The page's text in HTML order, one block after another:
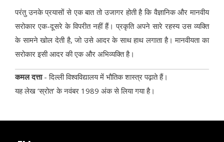
परंतु उनके प्रयासों से एक बात तो उजागर होती है कि वैज्ञानिक और मानवीय
सरोकार एक-दूसरे के विपरीत नहीं हैं। प्रकृति अपने सारे रहस्य उस व्यक्ति
के सामने खोल देतीहै, जो उसे आदर के साथ हाथ लगाता है। मानवीयता का
सरोकार इसी आदर की एक और अभिव्यक्ति है।
कमल दत्ता- दिल्ली विश्वविद्यालय में भौतिक शास्त्र पढ़ाते हैं।
यह लेख ‘स्रोत' के नवंबर 1989 अंक से लिया गया है।